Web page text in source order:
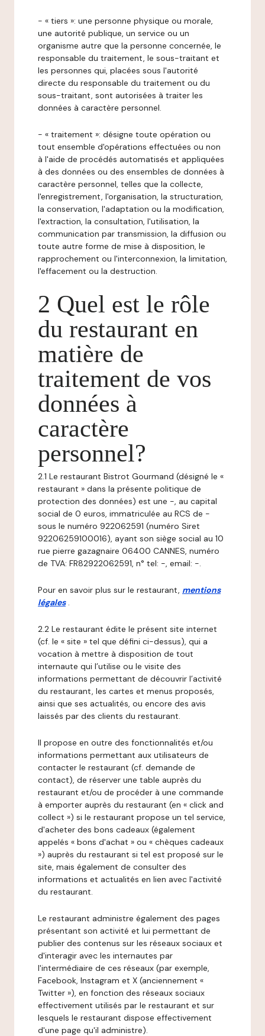
- « tiers »: une personne physique ou morale,
une autorité publique, un service ou un
organisme autre que la personne concernée, le
responsable du traitement, le sous-traitant et
les personnes qui, placées sous l'autorité
directe du responsable du traitement ou du
sous-traitant, sont autorisées à traiter les
données à caractère personnel.
- « traitement »: désigne toute opération ou
tout ensemble d'opérations effectuées ou non
à l'aide de procédés automatisés et appliquées
à des données ou des ensembles de données à
caractère personnel, telles que la collecte,
l'enregistrement, l'organisation, la structuration,
la conservation, l'adaptation ou la modification,
l'extraction, la consultation, l'utilisation, la
communication par transmission, la diffusion ou
toute autre forme de mise à disposition, le
rapprochement ou l'interconnexion, la limitation,
l'effacement ou la destruction.
2 Quel est le rôle
du restaurant en
matière de
traitement de vos
données à
caractère
personnel?
2.1 Le restaurant Bistrot Gourmand (désigné le «
restaurant » dans la présente politique de
protection des données) est une -, au capital
social de 0 euros, immatriculée au RCS de -
sous le numéro 922062591 (numéro Siret
92206259100016), ayant son siège social au 10
rue pierre gazagnaire 06400 CANNES, numéro
de TVA: FR82922062591, n° tel: -, email: -.
Pour en savoir plus sur le restaurant, mentions
légales .
2.2 Le restaurant édite le présent site internet
(cf. le « site » tel que défini ci-dessus), qui a
vocation à mettre à disposition de tout
internaute qui l’utilise ou le visite des
informations permettant de découvrir l’activité
du restaurant, les cartes et menus proposés,
ainsi que ses actualités, ou encore des avis
laissés par des clients du restaurant.
Il propose en outre des fonctionnalités et/ou
informations permettant aux utilisateurs de
contacter le restaurant (cf. demande de
contact), de réserver une table auprès du
restaurant et/ou de procéder à une commande
à emporter auprès du restaurant (en « click and
collect ») si le restaurant propose un tel service,
d'acheter des bons cadeaux (également
appelés « bons d'achat » ou « chèques cadeaux
») auprès du restaurant si tel est proposé sur le
site, mais également de consulter des
informations et actualités en lien avec l'activité
du restaurant.
Le restaurant administre également des pages
présentant son activité et lui permettant de
publier des contenus sur les réseaux sociaux et
d'interagir avec les internautes par
l'intermédiaire de ces réseaux (par exemple,
Facebook, Instagram et X (anciennement «
Twitter »), en fonction des réseaux sociaux
effectivement utilisés par le restaurant et sur
lesquels le restaurant dispose effectivement
d'une page qu'il administre).